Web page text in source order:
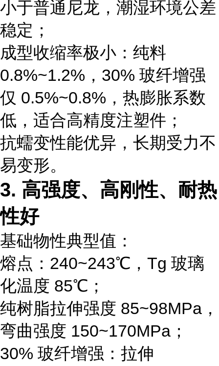
小于普通尼龙，潮湿环境公差
稳定；
成型收缩率极小：纯料
0.8%~1.2%，30% 玻纤增强
仅 0.5%~0.8%，热膨胀系数
低，适合高精度注塑件；
抗蠕变性能优异，长期受力不
易变形。
3. 高强度、高刚性、耐热
性好
基础物性典型值：
熔点：240~243℃，Tg 玻璃
化温度 85℃；
纯树脂拉伸强度 85~98MPa，
弯曲强度 150~170MPa；
30% 玻纤增强：拉伸